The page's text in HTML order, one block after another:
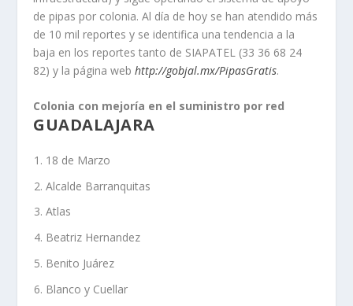
de pipas por colonia. Al día de hoy se han atendido más
de 10 mil reportes y se identifica una tendencia a la
baja en los reportes tanto de SIAPATEL (33 36 68 24
82) y la página webhttp://gobjal.mx/PipasGratis.
Colonia con mejoría en el suministro por red
GUADALAJARA
18 de Marzo
Alcalde Barranquitas
Atlas
Beatriz Hernandez
Benito Juárez
Blanco y Cuellar